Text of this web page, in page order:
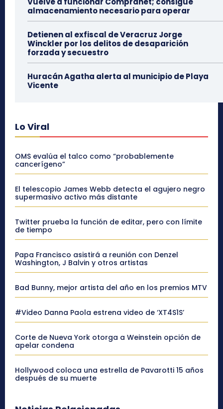
almacenamiento necesario para operar
Detienen al exfiscal de Veracruz Jorge
Winckler por los delitos de desaparición
forzada y secuestro
Huracán Agatha alerta al municipio de Playa
Vicente
Lo Viral
OMS evalúa el talco como “probablemente
cancerígeno”
El telescopio James Webb detecta el agujero negro
supermasivo activo más distante
Twitter prueba la función de editar, pero con límite
de tiempo
Papa Francisco asistirá a reunión con Denzel
Washington, J Balvin y otros artistas
Bad Bunny, mejor artista del año en los premios MTV
#Video Danna Paola estrena video de ‘XT4S1S’
Corte de Nueva York otorga a Weinstein opción de
apelar condena
Hollywood coloca una estrella de Pavarotti 15 años
después de su muerte